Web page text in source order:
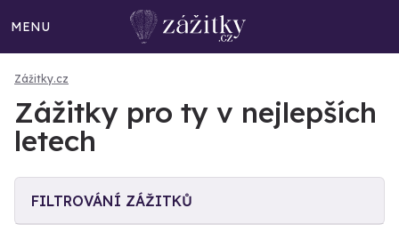
MENU
Zážitky.cz
Zážitky pro ty v nejlepších
letech
FILTROVÁNÍ ZÁŽITKŮ